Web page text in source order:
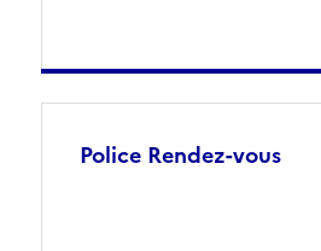
Police Rendez-vous